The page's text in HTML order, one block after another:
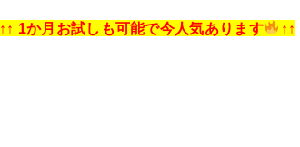
↑↑ 1か月お試しも可能で今人気あります ↑↑